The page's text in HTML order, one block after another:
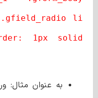
li
1px solid
به عنوان مثال: